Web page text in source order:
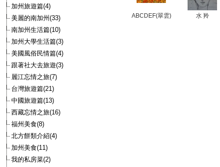
ABCDEF(翠雲) 水 羚
加州旅遊篇(4)
美麗的南加州(33)
南加州生活篇(10)
加州大學生活篇(3)
美國風俗民情篇(4)
跟著社大去旅遊(3)
麗江忘情之旅(7)
台灣旅遊篇(21)
中國旅遊篇(13)
西藏忘情之旅(16)
福州美食(8)
北方餅類介紹(4)
加州美食(11)
我的私房菜(2)